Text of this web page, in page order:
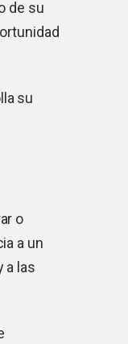
de su
su
o
a un
a las